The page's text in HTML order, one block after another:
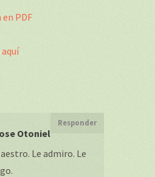
PDF
aquí
Otoniel
Responder
Le admiro. Le